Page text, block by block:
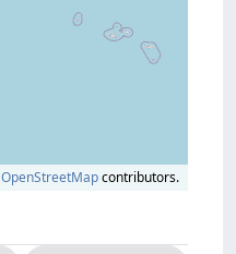
OpenStreetMapcontributors.